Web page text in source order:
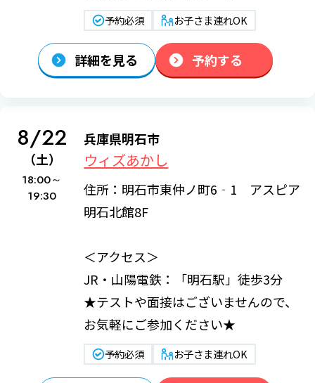
予約必須 お子さま連れOK
詳細を見る 予約する
8/22
（土）
18:00～
19:30
兵庫県明石市
ウィズあかし
住所：明石市東仲ノ町6‐1 アスピア
明石北館8F
＜アクセス＞
JR・山陽電鉄：「明石駅」徒歩3分
★テストや面接はございませんので、
お気軽にご参加ください★
予約必須 お子さま連れOK